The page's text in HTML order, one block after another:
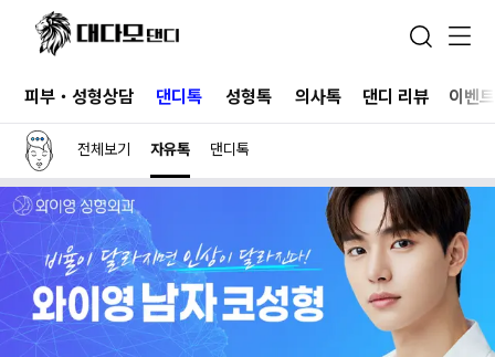
피부・성형상담 댄디톡 성형톡 의사톡 댄디 리뷰 이벤트
전체보기 자유톡 댄디톡